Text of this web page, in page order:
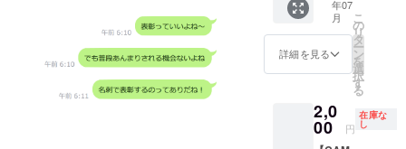
100枚
セット
×4セッ
トを送
らせて
頂きま
前、電
話番
号、
年07
月
詳細を見る
こ
の
リ
タ
ー
ン
を
選
択
す
る
2,0
00 円
在庫な
し